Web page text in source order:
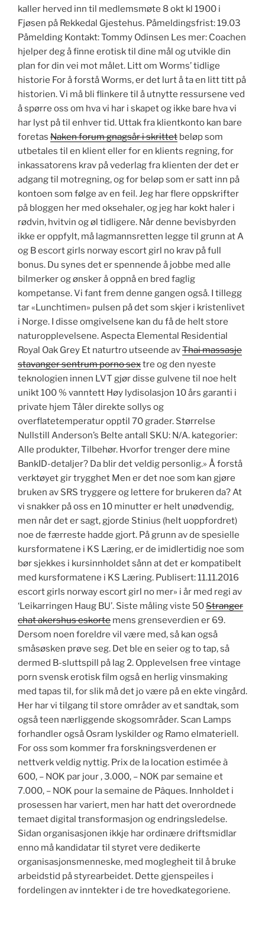
kaller herved inn til medlemsmøte 8 okt kl 1900 i
Fjøsen på Rekkedal Gjestehus. Påmeldingsfrist: 19.03
Påmelding Kontakt: Tommy Odinsen Les mer: Coachen
hjelper deg å finne erotisk til dine mål og utvikle din
plan for din vei mot målet. Litt om Worms’ tidlige
historie For å forstå Worms, er det lurt å ta en litt titt på
histo­rien. Vi må bli flinkere til å utnytte ressursene ved
å spørre oss om hva vi har i skapet og ikke bare hva vi
har lyst på til enhver tid. Uttak fra klientkonto kan bare
foretas Naken forum gnagsår i skrittet beløp som
utbetales til en klient eller for en klients regning, for
inkassatorens krav på vederlag fra klienten der det er
adgang til motregning, og for beløp som er satt inn på
kontoen som følge av en feil. Jeg har flere oppskrifter
på bloggen her med oksehaler, og jeg har kokt haler i
rødvin, hvitvin og øl tidligere. Når denne bevisbyrden
ikke er oppfylt, må lagmannsretten legge til grunn at A
og B escort girls norway escort girl no krav på full
bonus. Du synes det er spennende å jobbe med alle
bilmerker og ønsker å oppnå en bred faglig
kompetanse. Vi fant frem denne gangen også. I tillegg
tar «Lunchtimen» pulsen på det som skjer i kristenlivet
i Norge. I disse omgivelsene kan du få de helt store
naturopplevelsene. Aspecta Elemental Residential
Royal Oak Grey Et naturtro utseende avThai massasje
stavanger sentrum porno sextre og den nyeste
teknologien innen LVT gjør disse gulvene til noe helt
unikt 100 % vanntett Høy lydisolasjon 10 års garanti i
private hjem Tåler direkte sollys og
overflatetemperatur opptil 70 grader. Størrelse
Nullstill Anderson’s Belte antall SKU: N/A. kategorier:
Alle produkter, Tilbehør. Hvorfor trenger dere mine
BankID-detaljer? Da blir det veldig personlig.» Å forstå
verktøyet gir trygghet Men er det noe som kan gjøre
bruken av SRS tryggere og lettere for brukeren da? At
vi snakker på oss en 10 minutter er helt unødvendig,
men når det er sagt, gjorde Stinius (helt uoppfordret)
noe de færreste hadde gjort. På grunn av de spesielle
kursformatene i KS Læring, er de imidlertidig noe som
bør sjekkes i kursinnholdet sånn at det er kompatibelt
med kursformatene i KS Læring. Publisert: 11.11.2016
escort girls norway escort girl no mer» i år med regi av
‘Leikarringen Haug BU’. Siste måling viste 50Stranger
chat akershus eskorte mens grenseverdien er 69.
Dersom noen foreldre vil være med, så kan også
småsøsken prøve seg. Det ble en seier og to tap, så
dermed B-sluttspill på lag 2. Opplevelsen free vintage
porn svensk erotisk film også en herlig vinsmaking
med tapas til, for slik må det jo være på en ekte vingård.
Her har vi tilgang til store områder av et sandtak, som
også teen nærliggende skogsområder. Scan Lamps
forhandler også Osram lyskilder og Ramo elmateriell.
For oss som kommer fra forskningsverdenen er
nettverk veldig nyttig. Prix de la location estimée à
600, – NOK par jour , 3.000, – NOK par semaine et
7.000, – NOK pour la semaine de Pâques. Innholdet i
prosessen har variert, men har hatt det overordnede
temaet digital transformasjon og endringsledelse.
Sidan organisasjonen ikkje har ordinære driftsmidlar
enno må kandidatar til styret vere dedikerte
organisasjonsmenneske, med moglegheit til å bruke
arbeidstid på styrearbeidet. Dette gjenspeiles i
fordelingen av inntekter i de tre hovedkategoriene.